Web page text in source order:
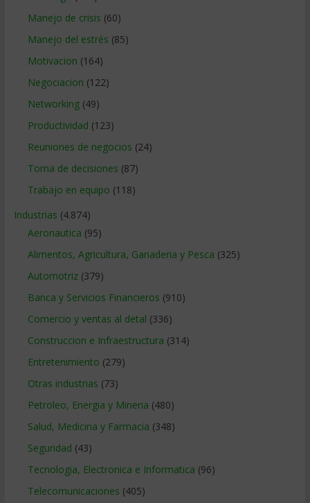
Manejo de crisis (60)
Manejo del estrés (85)
Motivacion (164)
Negociacion (122)
Networking(49)
Productividad (123)
Reuniones de negocios (24)
Toma de decisiones (87)
Trabajo en equipo (118)
Industrias (4.874)
Aeronautica (95)
Alimentos, Agricultura, Ganaderia y Pesca (325)
Automotriz(379)
Banca y Servicios Financieros (910)
Comercio y ventas al detal (336)
Construccion e Infraestructura (314)
Entretenimiento (279)
Otras industrias (73)
Petroleo, Energia y Mineria (480)
Salud, Medicina y Farmacia (348)
Seguridad (43)
Tecnologia, Electronica e Informatica (96)
Telecomunicaciones (405)